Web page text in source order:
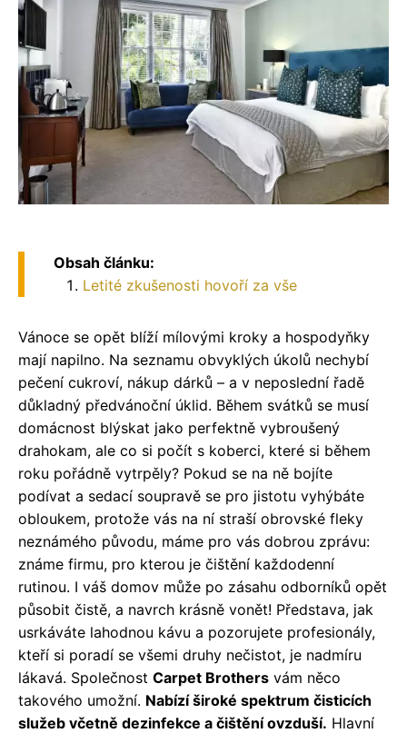
Obsah článku:
Letité zkušenosti hovoří za vše
Vánoce se opět blíží mílovými kroky a hospodyňky
mají napilno. Na seznamu obvyklých úkolů nechybí
pečení cukroví, nákup dárků – a v neposlední řadě
důkladný předvánoční úklid. Během svátků se musí
domácnost blýskat jako perfektně vybroušený
drahokam, ale co si počít s koberci, které si během
roku pořádně vytrpěly? Pokud se na ně bojíte
podívat a sedací soupravě se pro jistotu vyhýbáte
obloukem, protože vás na ní straší obrovské fleky
neznámého původu, máme pro vás dobrou zprávu:
známe firmu, pro kterou je čištění každodenní
rutinou. I váš domov může po zásahu odborníků opět
působit čistě, a navrch krásně vonět! Představa, jak
usrkáváte lahodnou kávu a pozorujete profesionály,
kteří si poradí se všemi druhy nečistot, je nadmíru
lákavá. Společnost Carpet Brothers vám něco
takového umožní. Nabízí široké spektrum čisticích
služeb včetně dezinfekce a čištění ovzduší. Hlavní